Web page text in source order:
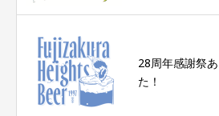
28周年感謝祭
た！